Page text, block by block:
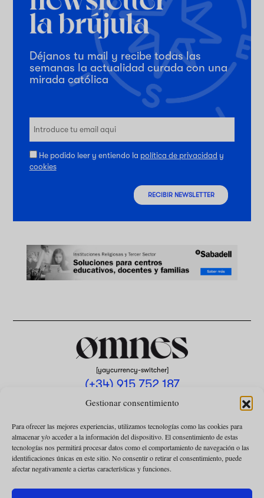
Gestionar consentimiento
Para ofrecer las mejores experiencias, utilizamos tecnologías como las cookies para
almacenar y/o acceder a la información del dispositivo. El consentimiento de estas
tecnologías nos permitirá procesar datos como el comportamiento de navegación o las
identificaciones únicas en este sitio. No consentir o retirar el consentimiento, puede
afectar negativamente a ciertas características y funciones.
Déjanos tu mail y recibe todas las
semanas la actualidad curada con una
mirada católica
He podido leer y entiendo la política de privacidad y
cookies
RECIBIR NEWSLETTER
[yaycurrency-switcher]
(+34) 915 752 187
omnes@omnesmag.com